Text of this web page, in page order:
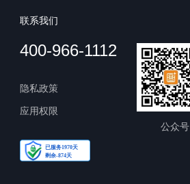
联系我们
400-966-1112
隐私政策
应用权限
公众号